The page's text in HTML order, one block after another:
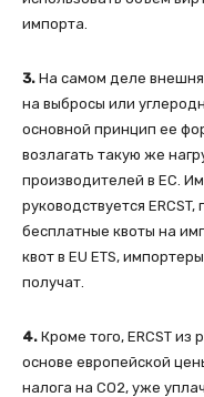
импорта.
3. На самом деле
на выбросы или
основной принцип ее
возлагать такую же
производителей в ЕС.
руководствуется
бесплатные квоты на
квот в EU ETS,
получат.
4. Кроме того, ERCST
основе европейской
налога на СО2, уже